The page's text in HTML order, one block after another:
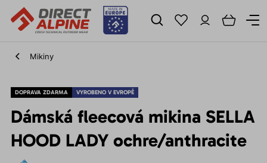
Mikiny
DOPRAVA ZDARMA VYROBENO V EVROPĚ
Dámská fleecová mikina SELLA
HOOD LADY ochre/anthracite